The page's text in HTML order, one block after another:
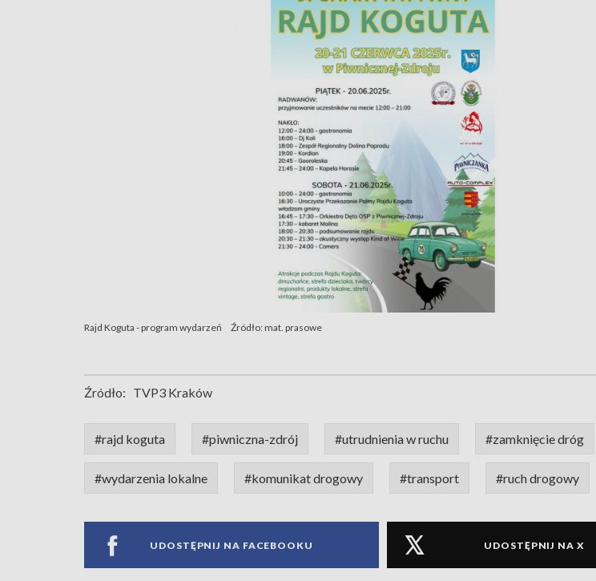
Rajd Koguta - program wydarzeń Źródło: mat. prasowe
Źródło: TVP3 Kraków
#rajd koguta #piwniczna-zdrój #utrudnienia w ruchu #zamknięcie dróg
#wydarzenia lokalne #komunikat drogowy #transport #ruch drogowy
UDOSTĘPNIJ NA FACEBOOKU UDOSTĘPNIJ NA X